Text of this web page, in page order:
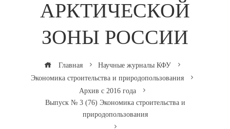
АРКТИЧЕСКОЙ
ЗОНЫ РОССИИ
Главная
Научные журналы КФУ
Экономика строительства и природопользования
Архив с 2016 года
Выпуск № 3 (76) Экономика строительства и
природопользования